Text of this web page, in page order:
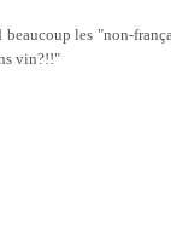
les "non-
vin?!!"